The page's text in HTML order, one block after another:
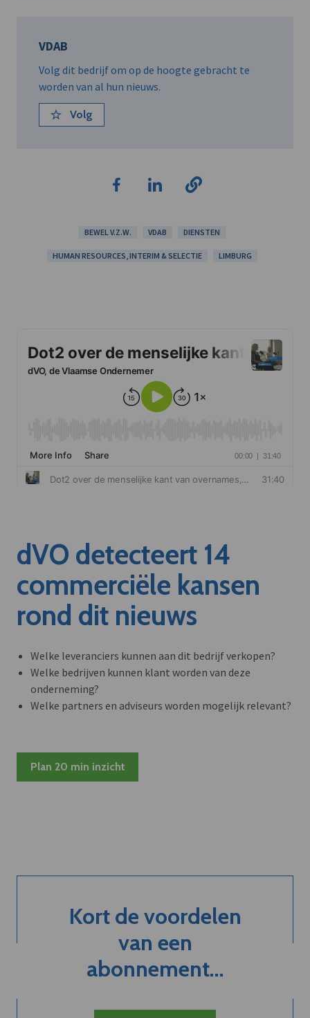
VDAB
Volg dit bedrijf om op de hoogte gebracht te
worden van al hun nieuws.
Volg
BEWEL V.Z.W. VDAB DIENSTEN
HUMAN RESOURCES, INTERIM & SELECTIE LIMBURG
dVO detecteert 14
commerciële kansen
rond dit nieuws
Welke leveranciers kunnen aan dit bedrijf verkopen?
Welke bedrijven kunnen klant worden van deze
onderneming?
Welke partners en adviseurs worden mogelijk relevant?
Plan 20 min inzicht
Kort de voordelen
van een
abonnement...